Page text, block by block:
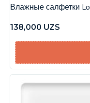
Влажные салфетки
138,000 UZS